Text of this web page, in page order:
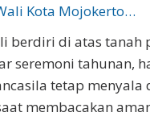
Kota Mojokerto…
berdiri di atas
seremoni tahunan,
tetap menyala
membacakan